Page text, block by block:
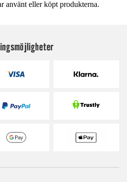
använt eller köpt produkterna.